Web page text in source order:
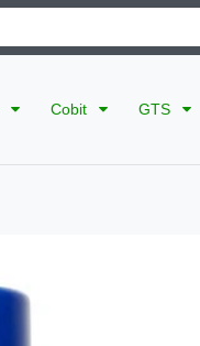
Cobit GTS